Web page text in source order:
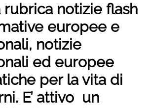
rubrica notizie flash
europee e
notizie
ed europee
per la vita di
E’ attivo un